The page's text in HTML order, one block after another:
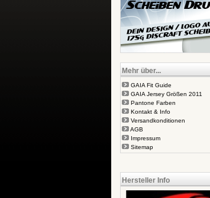
Mehr über...
GAIA Fit Guide
GAIA Jersey Größen 2011
Pantone Farben
Kontakt & Info
Versandkonditionen
AGB
Impressum
Sitemap
Hersteller Info